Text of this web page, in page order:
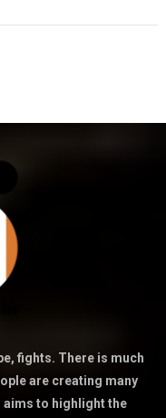
fights. There is much
are creating many
aims to highlight the